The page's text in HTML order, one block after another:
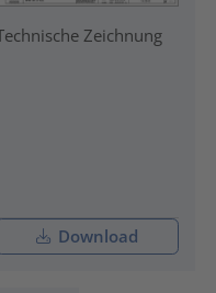
Zeichnung
Download